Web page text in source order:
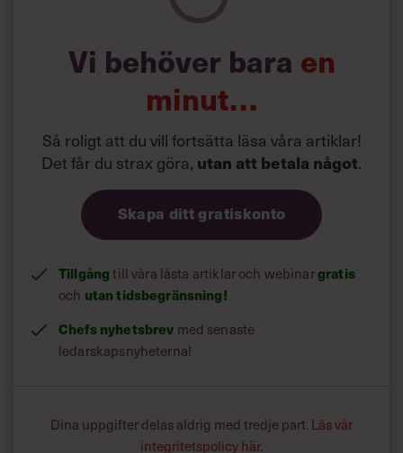
9. Uppmuntrande
10. Uppgiftsorienterad
Läs också:
”Var inte en Zoom-tråkmåns”
och 5 andra tips för
distansmötet
Vi behöver bara en
minut…
Så roligt att du vill fortsätta läsa våra artiklar!
Det får du strax göra, utan att betala något.
Skapa ditt gratiskonto
Tillgångtill våra låsta artiklar och webinargratis
och utan tidsbegränsning!
Chefs nyhetsbrev med senaste
ledarskapsnyheterna!
Dina uppgifter delas aldrig med tredje part. Läs vår
integritetspolicy här.